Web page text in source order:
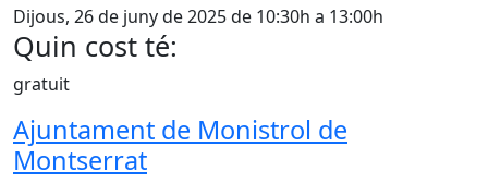
Dijous, 26 de juny de 2025 de 10:30h a 13:00h
Quin cost té:
gratuit
Ajuntament de Monistrol de
Montserrat